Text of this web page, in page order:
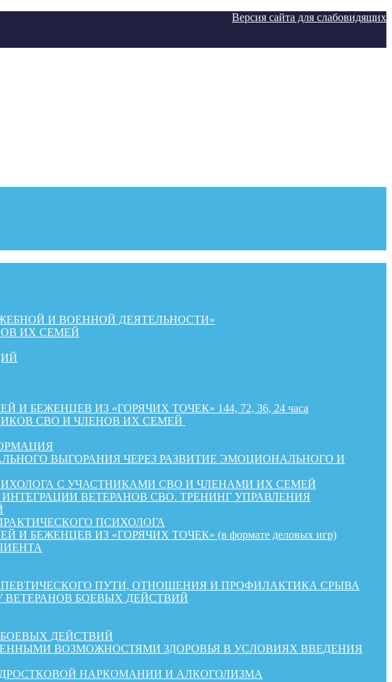
Версия сайта для слабовидящих
И ВОЕННОЙ ДЕЯТЕЛЬНОСТИ»
ИХ СЕМЕЙ
ИЗ «ГОРЯЧИХ ТОЧЕК» 144, 72, 36, 24 часа
СВО И ЧЛЕНОВ ИХ СЕМЕЙ
ВЫГОРАНИЯ ЧЕРЕЗ РАЗВИТИЕ ЭМОЦИОНАЛЬНОГО И
С УЧАСТНИКАМИ СВО И ЧЛЕНАМИ ИХ СЕМЕЙ
ВЕТЕРАНОВ СВО. ТРЕНИНГ УПРАВЛЕНИЯ
ПСИХОЛОГА
ИЗ «ГОРЯЧИХ ТОЧЕК» (в формате деловых игр)
ПУТИ, ОТНОШЕНИЯ И ПРОФИЛАКТИКА СРЫВА
ВЕТЕРАНОВ БОЕВЫХ ДЕЙСТВИЙ
ДЕЙСТВИЙ
ВОЗМОЖНОСТЯМИ ЗДОРОВЬЯ В УСЛОВИЯХ ВВЕДЕНИЯ
НАРКОМАНИИ И АЛКОГОЛИЗМА